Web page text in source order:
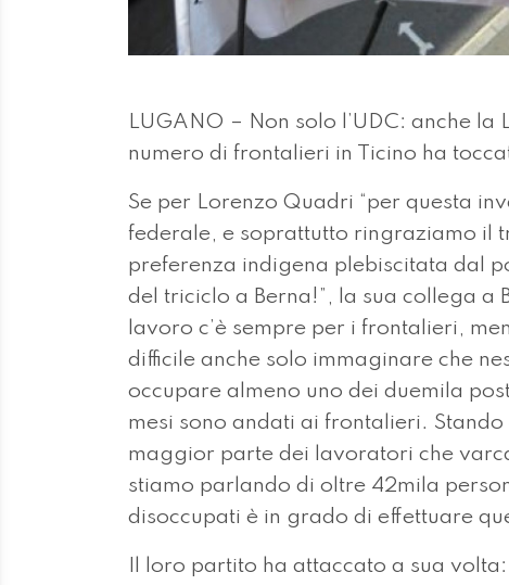
LUGANO – Non solo l’UDC: anche la
numero di frontalieri in Ticino ha
Se per Lorenzo Quadri “per questa
federale, e soprattutto ringraziamo il
preferenza indigena plebiscitata dal
del triciclo a Berna!”, la sua collega a
lavoro c’è sempre per i frontalieri,
difficile anche solo immaginare che
occupare almeno uno dei duemila
mesi sono andati ai frontalieri.
maggior parte dei lavoratori che
stiamo parlando di oltre 42mila
disoccupati è in grado di effettuare
Il loro partito ha attaccato a sua